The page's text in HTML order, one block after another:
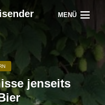
MENÜ
jenseits